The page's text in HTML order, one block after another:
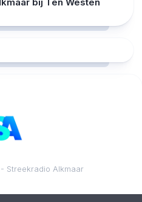
bij Ten Westen
Streekradio Alkmaar